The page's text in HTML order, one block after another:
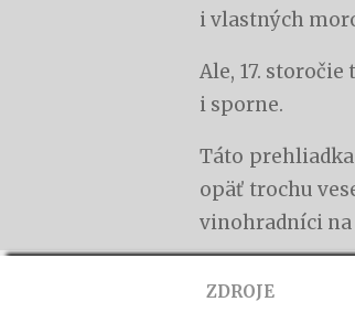
i vlastných
Ale, 17. storočie
i sporne.
Táto
opäť trochu
vinohradníci na
ZDROJE